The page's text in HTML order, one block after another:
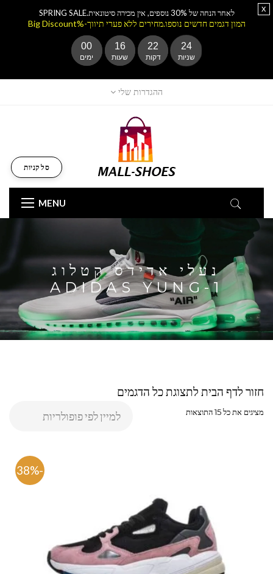
ההגדרות שלי
MENU
סל קניות
נעלי אדידס קטלוג
ADIDAS YUNG-1
חזור לדף הבית לתצוגת כל הדגמים
מציגים את כל ⁦15⁩ התוצאות
-38%
לאחר הנחה של 30% נוספים, אין מכירה סיטונאית.SPRING SALE
המון דגמים חדשים נוספו.מחירים ללא פערי תיווך-%Big Discount
00
ימים
16
שעות
22
דקות
23
שניות
x